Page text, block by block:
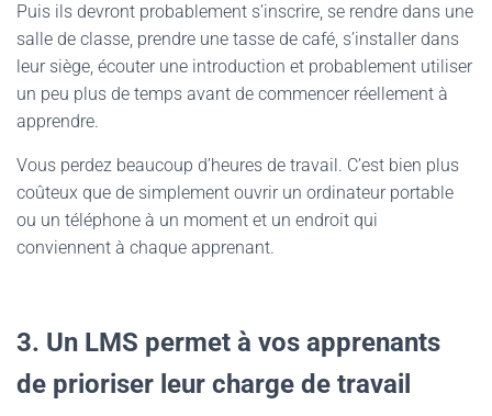
Puis ils devront probablement s’inscrire, se rendre dans une
salle de classe, prendre une tasse de café, s’installer dans
leur siège, écouter une introduction et probablement utiliser
un peu plus de temps avant de commencer réellement à
apprendre.
Vous perdez beaucoup d’heures de travail. C’est bien plus
coûteux que de simplement ouvrir un ordinateur portable
ou un téléphone à un moment et un endroit qui
conviennent à chaque apprenant.
3. Un LMS permet à vos apprenants
de prioriser leur charge de travail